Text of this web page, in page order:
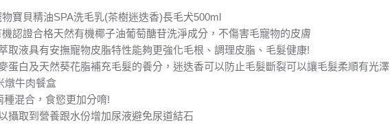
寶貝精油SPA洗毛乳(茶樹迷迭香)長毛犬500ml
認證合格天然有機椰子油葡萄醣苷洗淨成分，不傷害毛寵物的皮膚
取液具有安撫寵物皮脂特性能夠更強化毛根、調理皮脂、毛髮健康!
蛋白及天然葵花脂補充毛髮的養分，迷迭香可以防止毛髮斷裂可以讓毛髮柔順有光澤
燉牛肉餐盒
種混合，食慾更加分唷!
攝取到營養跟水份增加尿液避免尿道結石